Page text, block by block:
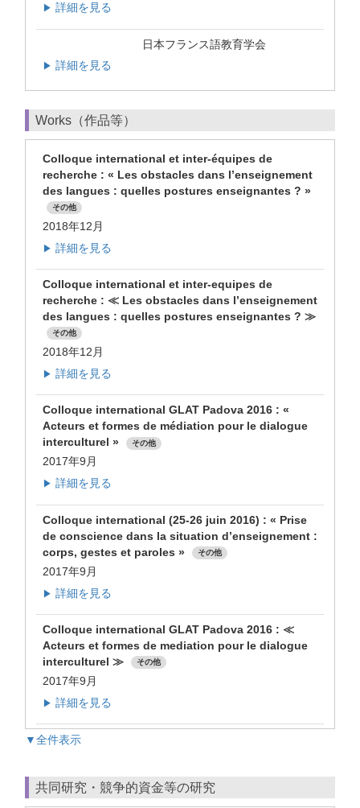
▶ 詳細を見る
日本フランス語教育学会
▶ 詳細を見る
Works（作品等）
Colloque international et inter-équipes de
recherche : « Les obstacles dans l’enseignement
des langues : quelles postures enseignantes ? »
その他
2018年12月
▶ 詳細を見る
Colloque international et inter-equipes de
recherche : ≪ Les obstacles dans l’enseignement
des langues : quelles postures enseignantes ? ≫
その他
2018年12月
▶ 詳細を見る
Colloque international GLAT Padova 2016 : «
Acteurs et formes de médiation pour le dialogue
interculturel »
その他
2017年9月
▶ 詳細を見る
Colloque international (25-26 juin 2016) : « Prise
de conscience dans la situation d’enseignement :
corps, gestes et paroles »
その他
2017年9月
▶ 詳細を見る
Colloque international GLAT Padova 2016 : ≪
Acteurs et formes de mediation pour le dialogue
interculturel ≫
その他
2017年9月
▶ 詳細を見る
▼全件表示
共同研究・競争的資金等の研究